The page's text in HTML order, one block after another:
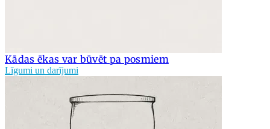
Kādas ēkas var būvēt pa posmiem
Līgumi un darījumi